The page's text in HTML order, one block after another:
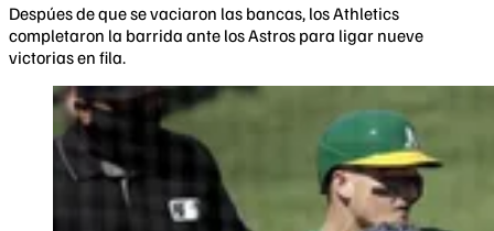
Despúes de que se vaciaron las bancas, los Athletics
completaron la barrida ante los Astros para ligar nueve
victorias en fila.